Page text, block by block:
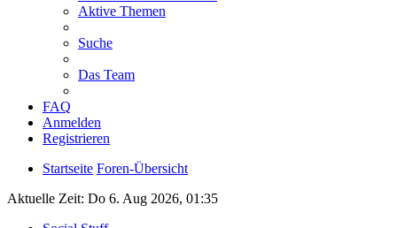
Aktive Themen
Suche
Das Team
FAQ
Anmelden
Registrieren
Startseite Foren-Übersicht
Aktuelle Zeit: Do 6. Aug 2026, 01:35